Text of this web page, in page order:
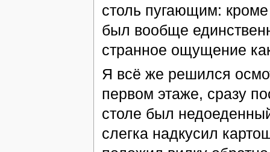
столь пугающим:
был вообще
странное ощущение
Я всё же решился
первом этаже, сразу
столе был
слегка надкусил